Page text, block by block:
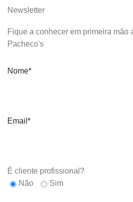
Newsletter
Fique a conhecer em primeira mão
Pacheco's
Nome*
Email*
É cliente profissional?
Não
Sim